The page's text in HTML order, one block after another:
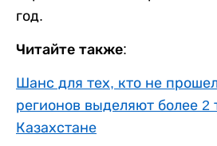
год.
Читайте также:
Шанс для тех, кто не
регионов выделяют более 2
Казахстане